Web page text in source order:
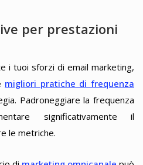
per prestazioni
i tuoi sforzi di email marketing,
migliori pratiche di frequenza
Padroneggiare la frequenza
significativamente il
le metriche.